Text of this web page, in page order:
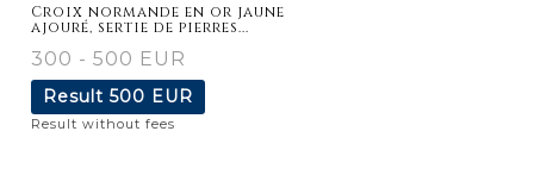
Croix normande en or jaune
ajouré, sertie de pierres...
300 - 500 EUR
Result 500 EUR
Result without fees